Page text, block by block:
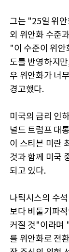
그는 "25일 위
외 위안화 수준
"이 수준이 위안
도를 반영하지
우 위안화가 너
경고했다.
미국의 금리 인
널드 트럼프 대
이 스티븐 미란
것과 함께 미국
되고 있다.
나틱시스의 수
보다 비둘기파
커질 것"이라며
를 위안화로 전